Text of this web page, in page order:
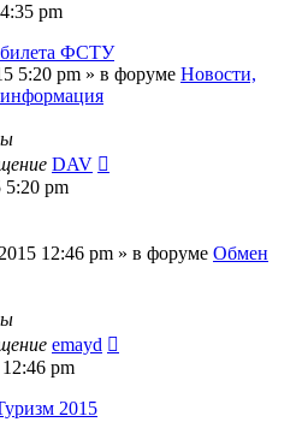
pm
билета ФСТУ
5:20 pm » в форуме Новости,
DAV
pm
12:46 pm » в форуме Обмен
emayd
pm
2015